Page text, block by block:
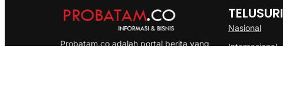
Probatam.co adalah portal berita yang
TELUSURI
Nasional
Internasional